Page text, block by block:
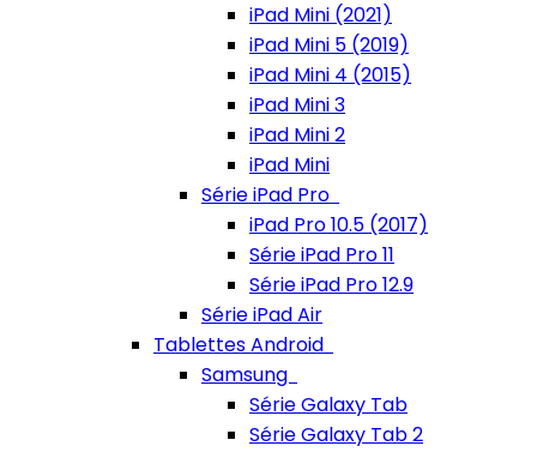
iPad Mini (2021)
iPad Mini 5 (2019)
iPad Mini 4 (2015)
iPad Mini 3
iPad Mini 2
iPad Mini
Série iPad Pro
iPad Pro 10.5 (2017)
Série iPad Pro 11
Série iPad Pro 12.9
Série iPad Air
Tablettes Android
Samsung
Série Galaxy Tab
Série Galaxy Tab 2